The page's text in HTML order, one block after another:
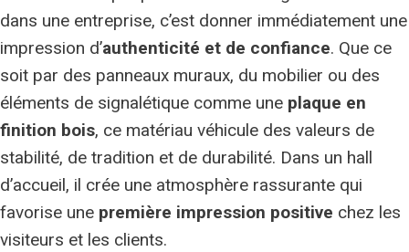
dans une entreprise, c’est donner immédiatement une
impression d’authenticité et de confiance. Que ce
soit par des panneaux muraux, du mobilier ou des
éléments de signalétique comme une plaque en
finition bois, ce matériau véhicule des valeurs de
stabilité, de tradition et de durabilité. Dans un hall
d’accueil, il crée une atmosphère rassurante qui
favorise une première impression positive chez les
visiteurs et les clients.